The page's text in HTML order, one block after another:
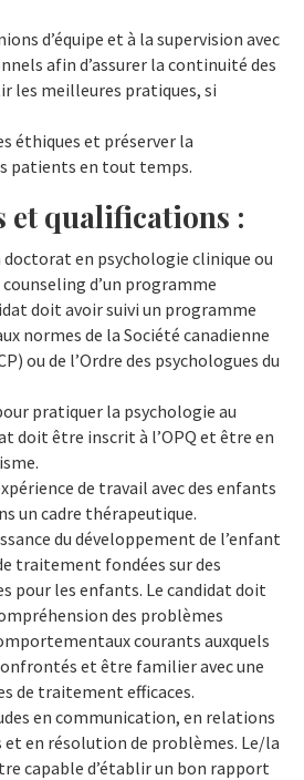
d’équipe et à la supervision avec
afin d’assurer la continuité des
les meilleures pratiques, si
éthiques et préserver la
patients en tout temps.
et qualifications :
en psychologie clinique ou
d’un programme
doit avoir suivi un programme
normes de la Société canadienne
ou de l’Ordre des psychologues du
pratiquer la psychologie au
doit être inscrit à l’OPQ et être en
de travail avec des enfants
un cadre thérapeutique.
du développement de l’enfant
traitement fondées sur des
pour les enfants. Le candidat doit
des problèmes
courants auxquels
et être familier avec une
de traitement efficaces.
en communication, en relations
en résolution de problèmes. Le/la
capable d’établir un bon rapport